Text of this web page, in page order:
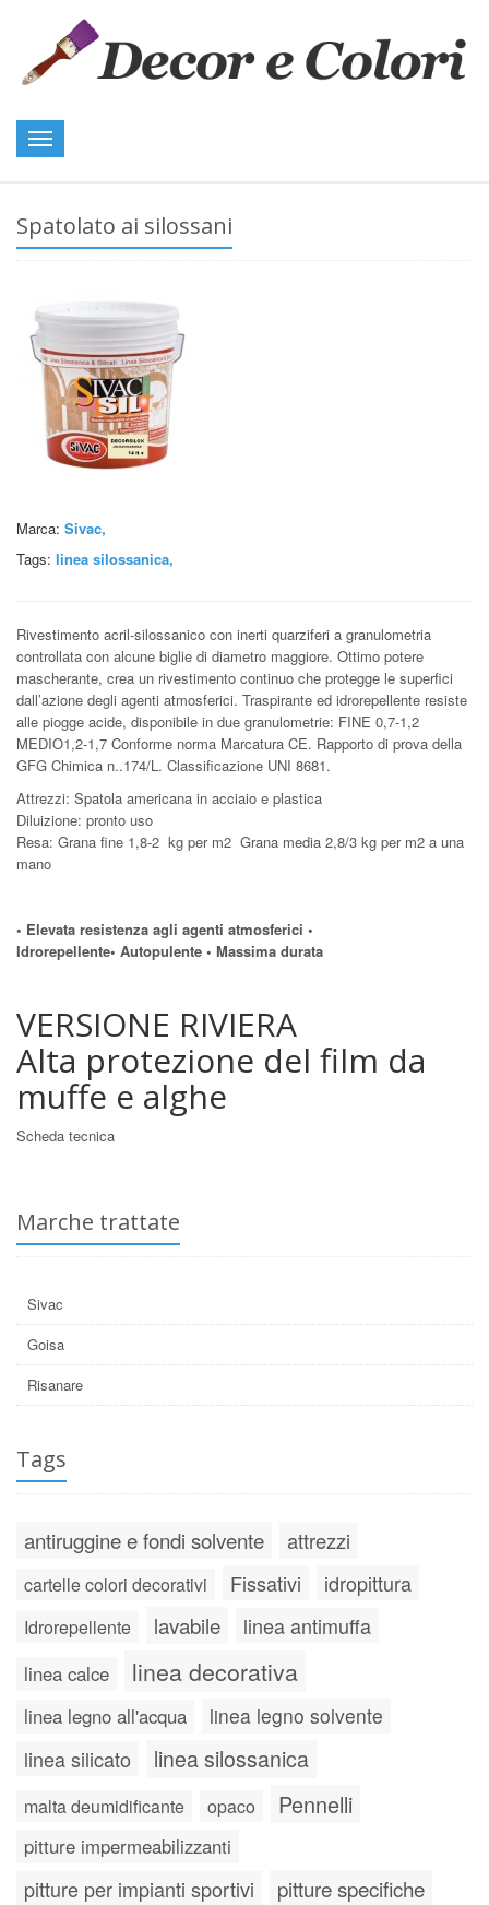
Toggle
navigation
Spatolato ai silossani
Marca: Sivac,
Tags: linea silossanica,
Rivestimento acril-silossanico con inerti quarziferi a granulometria
controllata con alcune biglie di diametro maggiore. Ottimo potere
mascherante, crea un rivestimento continuo che protegge le superfici
dall’azione degli agenti atmosferici. Traspirante ed idrorepellente resiste
alle piogge acide, disponibile in due granulometrie: FINE 0,7-1,2
MEDIO1,2-1,7 Conforme norma Marcatura CE. Rapporto di prova della
GFG Chimica n..174/L. Classificazione UNI 8681.
Attrezzi: Spatola americana in acciaio e plastica
Diluizione: pronto uso
Resa: Grana fine 1,8-2 kg per m2 Grana media 2,8/3 kg per m2 a una
mano
• Elevata resistenza agli agenti atmosferici •
Idrorepellente• Autopulente • Massima durata
VERSIONE RIVIERA
Alta protezione del film da
muffe e alghe
Scheda tecnica
Marche trattate
Sivac
Goisa
Risanare
Tags
antiruggine e fondi solvente attrezzi
cartelle colori decorativi Fissativi idropittura
Idrorepellente lavabile linea antimuffa
linea calce linea decorativa
linea legno all'acqua linea legno solvente
linea silicato linea silossanica
malta deumidificante opaco Pennelli
pitture impermeabilizzanti
pitture per impianti sportivi pitture specifiche